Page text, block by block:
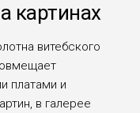
картинах
витебского
платами и
в галерее